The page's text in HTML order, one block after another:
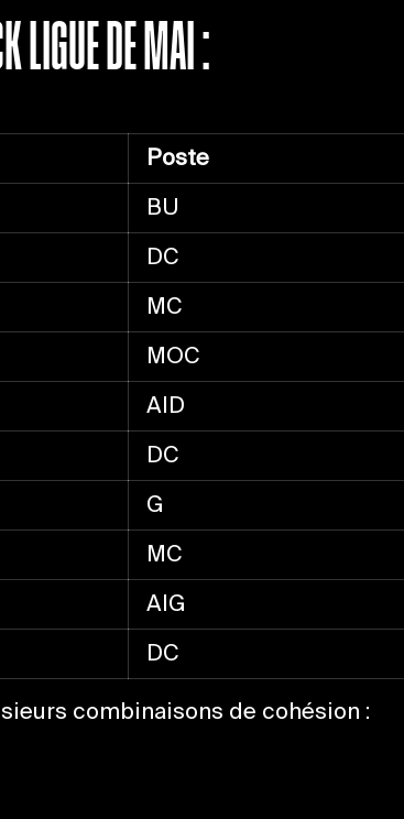
LIGUE DE MAI :
Poste
BU
DC
MC
MOC
AID
DC
G
MC
AIG
DC
combinaisons de cohésion :